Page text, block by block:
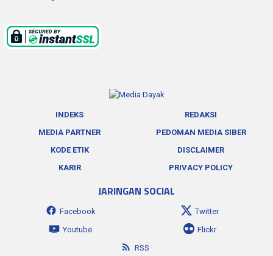
INDEKS
REDAKSI
MEDIA PARTNER
PEDOMAN MEDIA SIBER
KODE ETIK
DISCLAIMER
KARIR
PRIVACY POLICY
JARINGAN SOCIAL
Facebook
Twitter
Youtube
Flickr
RSS